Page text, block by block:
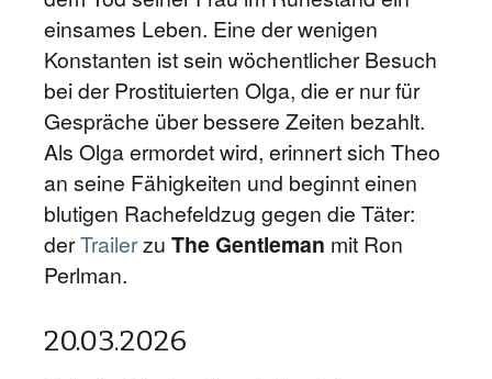
einsames Leben. Eine der wenigen
Konstanten ist sein wöchentlicher Besuch
bei der Prostituierten Olga, die er nur für
Gespräche über bessere Zeiten bezahlt.
Als Olga ermordet wird, erinnert sich Theo
an seine Fähigkeiten und beginnt einen
blutigen Rachefeldzug gegen die Täter:
derTrailerzu The Gentleman mit Ron
Perlman.
20.03.2026